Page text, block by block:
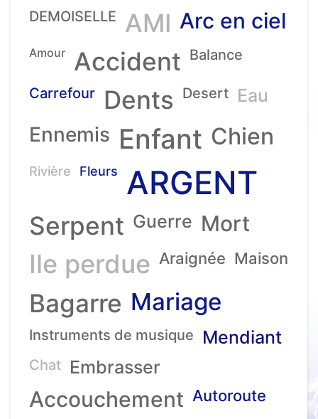
DEMOISELLE AMI Arc en ciel
Amour Accident Balance
Carrefour Dents Desert Eau
Ennemis Enfant Chien
Rivière Fleurs ARGENT
Serpent Guerre Mort
Ile perdue Araignée Maison
Bagarre Mariage
Instruments de musique Mendiant
Chat Embrasser
Accouchement Autoroute